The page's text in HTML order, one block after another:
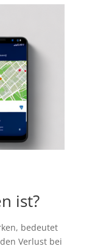
ist?
bedeutet
Verlust bei